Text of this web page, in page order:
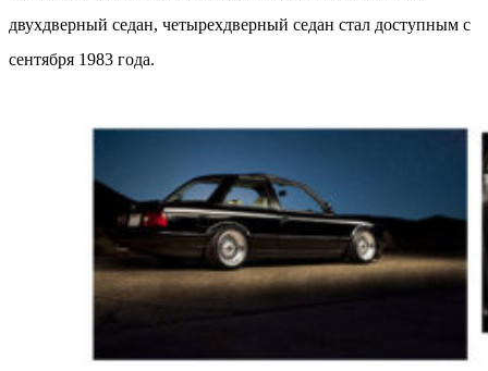
двухдверный седан, четырехдверный седан стал доступным с
сентября 1983 года.